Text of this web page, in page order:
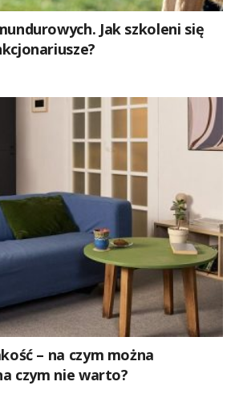
Jak szkoleni się
– na czym można
czym nie warto?